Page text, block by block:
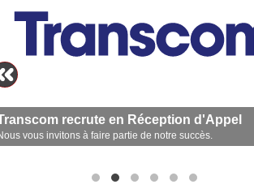
recrute en Réception d'Appel
vous invitons à faire partie de notre succès.